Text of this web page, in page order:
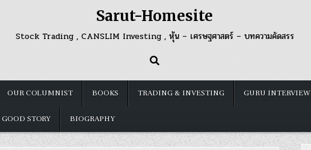
Sarut-Homesite
Stock Trading , CANSLIM Investing , หุ้น – เศรษฐศาสตร์ – บทความคัดสรร
OUR COLUMNIST BOOKS TRADING & INVESTING GURU INTERVIEW
GOOD STORY BIOGRAPHY